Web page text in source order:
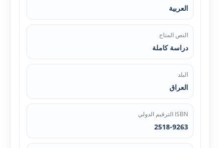
العربية
النص المتاح
دراسة كاملة
البلد
العراق
ISBN الترقيم الدولي
2518-9263